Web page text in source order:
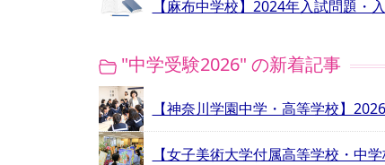
【麻布中学校】2024年入試問題・
"中学受験2026" の新着記事
【神奈川学園中学・高等学校】
【女子美術大学付属高等学校・中